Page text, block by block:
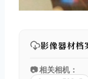
影像器材档
📷 相关相机：